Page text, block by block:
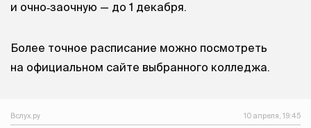
и очно‑заочную — до 1 декабря.
Более точное расписание можно посмотреть
на официальном сайте выбранного колледжа.
Вслух.ру 10 апреля, 19:45